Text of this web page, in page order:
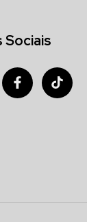
Sociais